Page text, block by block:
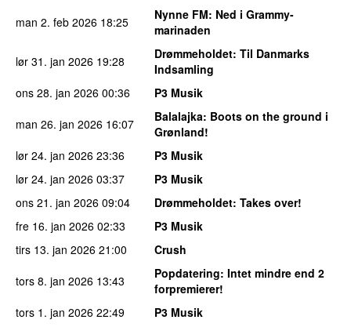
man 2. feb 2026 18:25 Nynne FM: Ned i Grammy-
marinaden
lør 31. jan 2026 19:28 Drømmeholdet: Til Danmarks
Indsamling
ons 28. jan 2026 00:36
P3 Musik
man 26. jan 2026 16:07 Balalajka: Boots on the ground i
Grønland!
lør 24. jan 2026 23:36
P3 Musik
lør 24. jan 2026 03:37
P3 Musik
ons 21. jan 2026 09:04 Drømmeholdet: Takes over!
fre 16. jan 2026 02:33
P3 Musik
tirs 13. jan 2026 21:00
Crush
tors 8. jan 2026 13:43 Popdatering: Intet mindre end 2
forpremierer!
tors 1. jan 2026 22:49 P3 Musik